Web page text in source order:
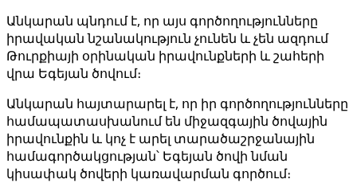
Անկարան պնդում է, որ այս գործողությունները
իրավական նշանակություն չունեն և չեն ազդում
Թուրքիայի օրինական իրավունքների և շահերի
վրա Եգեյան ծովում։
Անկարան հայտարարել է, որ իր գործողությունները
համապատասխանում են միջազգային ծովային
իրավունքին և կոչ է արել տարածաշրջանային
համագործակցության՝ Եգեյան ծովի նման
կիսափակ ծովերի կառավարման գործում։